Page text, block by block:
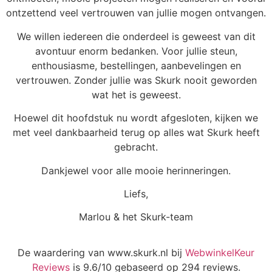
ontzettend veel vertrouwen van jullie mogen ontvangen.
We willen iedereen die onderdeel is geweest van dit
avontuur enorm bedanken. Voor jullie steun,
enthousiasme, bestellingen, aanbevelingen en
vertrouwen. Zonder jullie was Skurk nooit geworden
wat het is geweest.
Hoewel dit hoofdstuk nu wordt afgesloten, kijken we
met veel dankbaarheid terug op alles wat Skurk heeft
gebracht.
Dankjewel voor alle mooie herinneringen.
Liefs,
Marlou & het Skurk-team
De waardering van www.skurk.nl bij WebwinkelKeur
Reviewsis 9.6/10 gebaseerd op 294 reviews.